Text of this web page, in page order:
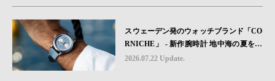
スウェーデン発のウォッチブランド「CO
RNICHE」 - 新作腕時計 地中海の夏を映
す、爽やかなブルーダイヤル「Heritage C
2026.07.22 Update.